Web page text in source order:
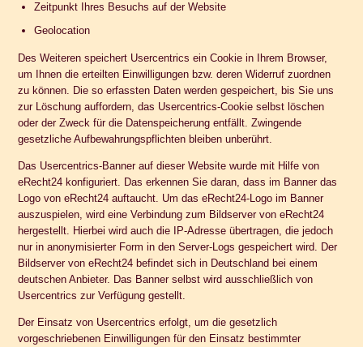
Zeitpunkt Ihres Besuchs auf der Website
Geolocation
Des Weiteren speichert Usercentrics ein Cookie in Ihrem Browser,
um Ihnen die erteilten Einwilligungen bzw. deren Widerruf zuordnen
zu können. Die so erfassten Daten werden gespeichert, bis Sie uns
zur Löschung auffordern, das Usercentrics-Cookie selbst löschen
oder der Zweck für die Datenspeicherung entfällt. Zwingende
gesetzliche Aufbewahrungspflichten bleiben unberührt.
Das Usercentrics-Banner auf dieser Website wurde mit Hilfe von
eRecht24 konfiguriert. Das erkennen Sie daran, dass im Banner das
Logo von eRecht24 auftaucht. Um das eRecht24-Logo im Banner
auszuspielen, wird eine Verbindung zum Bildserver von eRecht24
hergestellt. Hierbei wird auch die IP-Adresse übertragen, die jedoch
nur in anonymisierter Form in den Server-Logs gespeichert wird. Der
Bildserver von eRecht24 befindet sich in Deutschland bei einem
deutschen Anbieter. Das Banner selbst wird ausschließlich von
Usercentrics zur Verfügung gestellt.
Der Einsatz von Usercentrics erfolgt, um die gesetzlich
vorgeschriebenen Einwilligungen für den Einsatz bestimmter